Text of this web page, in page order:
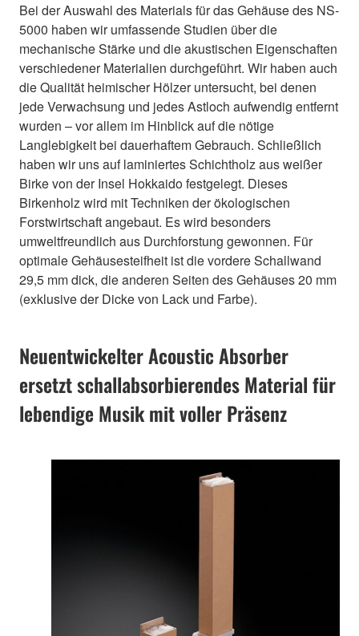
Bei der Auswahl des Materials für das Gehäuse des NS-
5000 haben wir umfassende Studien über die
mechanische Stärke und die akustischen Eigenschaften
verschiedener Materialien durchgeführt. Wir haben auch
die Qualität heimischer Hölzer untersucht, bei denen
jede Verwachsung und jedes Astloch aufwendig entfernt
wurden – vor allem im Hinblick auf die nötige
Langlebigkeit bei dauerhaftem Gebrauch. Schließlich
haben wir uns auf laminiertes Schichtholz aus weißer
Birke von der Insel Hokkaido festgelegt. Dieses
Birkenholz wird mit Techniken der ökologischen
Forstwirtschaft angebaut. Es wird besonders
umweltfreundlich aus Durchforstung gewonnen. Für
optimale Gehäusesteifheit ist die vordere Schallwand
29,5 mm dick, die anderen Seiten des Gehäuses 20 mm
(exklusive der Dicke von Lack und Farbe).
Neuentwickelter Acoustic Absorber
ersetzt schallabsorbierendes Material für
lebendige Musik mit voller Präsenz